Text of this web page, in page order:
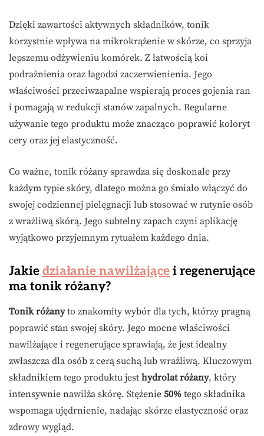
Dzięki zawartości aktywnych składników, tonik
korzystnie wpływa na mikrokrążenie w skórze, co sprzyja
lepszemu odżywieniu komórek. Z łatwością koi
podrażnienia oraz łagodzi zaczerwienienia. Jego
właściwości przeciwzapalne wspierają proces gojenia ran
i pomagają w redukcji stanów zapalnych. Regularne
używanie tego produktu może znacząco poprawić koloryt
cery oraz jej elastyczność.
Co ważne, tonik różany sprawdza się doskonale przy
każdym typie skóry, dlatego można go śmiało włączyć do
swojej codziennej pielęgnacji lub stosować w rutynie osób
z wrażliwą skórą. Jego subtelny zapach czyni aplikację
wyjątkowo przyjemnym rytuałem każdego dnia.
Jakie działanie nawilżające i regenerujące
ma tonik różany?
Tonik różanyto znakomity wybór dla tych, którzy pragną
poprawić stan swojej skóry. Jego mocne właściwości
nawilżające i regenerujące sprawiają, że jest idealny
zwłaszcza dla osób z cerą suchą lub wrażliwą. Kluczowym
składnikiem tego produktu jest hydrolat różany, który
intensywnie nawilża skórę. Stężenie 50% tego składnika
wspomaga ujędrnienie, nadając skórze elastyczność oraz
zdrowy wygląd.